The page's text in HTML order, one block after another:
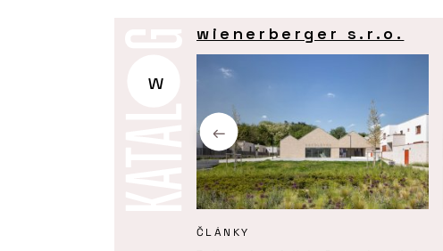
w
wienerberger s.r.o.
ČLÁNKY